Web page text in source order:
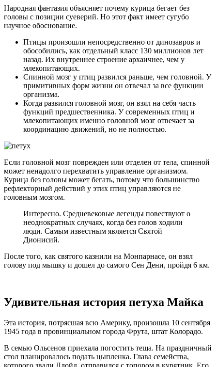
Народная фантазия объясняет почему курица бегает без
головы с позиции суеверий. Но этот факт имеет сугубо
научное обоснование.
Птицы произошли непосредственно от динозавров и
обособились, как отдельный класс 130 миллионов лет
назад. Их внутреннее строение архаичнее, чем у
млекопитающих.
Спинной мозг у птиц развился раньше, чем головной. У
примитивных форм жизни он отвечал за все функции
организма.
Когда развился головной мозг, он взял на себя часть
функций предшественника. У современных птиц и
млекопитающих именно головной мозг отвечает за
координацию движений, но не полностью.
Если головной мозг поврежден или отделен от тела, спинной
может ненадолго перехватить управление организмом.
Курица без головы может бегать, потому что большинство
рефлекторный действий у этих птиц управляются не
головным мозгом.
Интересно. Средневековые легенды повествуют о
неоднократных случаях, когда без голов ходили
люди. Самым известным является Святой
Дионисий.
После того, как святого казнили на Монпарнасе, он взял
голову под мышку и дошел до самого Сен Дени, пройдя 6 км.
Удивительная история петуха Майка
Эта история, потрясшая всю Америку, произошла 10 сентября
1945 года в провинциальном города Фрута, штат Колорадо.
В семью Ольсенов приехала погостить теща. На праздничный
стол планировалось подать цыпленка. Глава семейства,